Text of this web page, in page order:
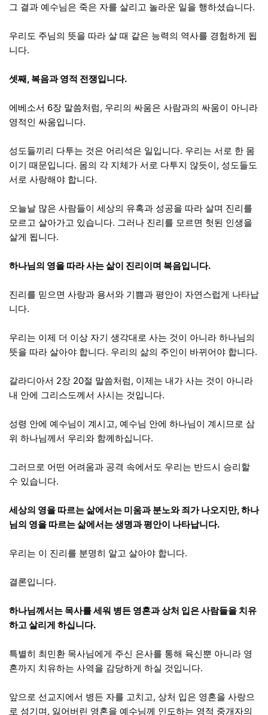
그 결과 예수님은 죽은 자를 살리고 놀라운 일을 행하셨습니다.
우리도 주님의 뜻을 따라 살 때 같은 능력의 역사를 경험하게 됩
니다.
셋째, 복음과 영적 전쟁입니다.
에베소서 6장 말씀처럼, 우리의 싸움은 사람과의 싸움이 아니라
영적인 싸움입니다.
성도들끼리 다투는 것은 어리석은 일입니다. 우리는 서로 한 몸
이기 때문입니다. 몸의 각 지체가 서로 다투지 않듯이, 성도들도
서로 사랑해야 합니다.
오늘날 많은 사람들이 세상의 유혹과 성공을 따라 살며 진리를
모르고 살아가고 있습니다. 그러나 진리를 모르면 헛된 인생을
살게 됩니다.
하나님의 영을 따라 사는 삶이 진리이며 복음입니다.
진리를 믿으면 사랑과 용서와 기쁨과 평안이 자연스럽게 나타납
니다.
우리는 이제 더 이상 자기 생각대로 사는 것이 아니라 하나님의
뜻을 따라 살아야 합니다. 우리의 삶의 주인이 바뀌어야 합니다.
갈라디아서 2장 20절 말씀처럼, 이제는 내가 사는 것이 아니라
내 안에 그리스도께서 사시는 것입니다.
성령 안에 예수님이 계시고, 예수님 안에 하나님이 계시므로 삼
위 하나님께서 우리와 함께하십니다.
그러므로 어떤 어려움과 공격 속에서도 우리는 반드시 승리할
수 있습니다.
세상의 영을 따르는 삶에서는 미움과 분노와 죄가 나오지만, 하나
님의 영을 따르는 삶에서는 생명과 평안이 나타납니다.
우리는 이 진리를 분명히 알고 살아야 합니다.
결론입니다.
하나님께서는 목사를 세워 병든 영혼과 상처 입은 사람들을 치유
하고 살리게 하십니다.
특별히 최민환 목사님에게 주신 은사를 통해 육신뿐 아니라 영
혼까지 치유하는 사역을 감당하게 하실 것입니다.
앞으로 선교지에서 병든 자를 고치고, 상처 입은 영혼을 사랑으
로 섬기며, 잃어버린 영혼을 예수님께 인도하는 영적 중개자의